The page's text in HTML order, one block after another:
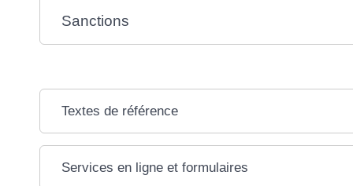
Sanctions
Textes de référence
Services en ligne et formulaires